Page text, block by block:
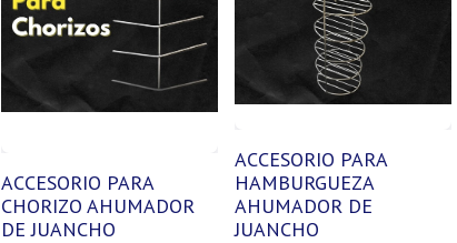
ACCESORIO PARA
CHORIZO AHUMADOR
DE JUANCHO
ACCESORIO PARA
HAMBURGUEZA
AHUMADOR DE
JUANCHO